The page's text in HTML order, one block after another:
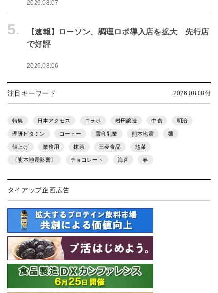
2026.08.07
5.
【速報】ローソン、調理ロボ導入店を拡大 先行店
で好評
2026.08.06
注目キーワード 2026.08.08付
特集 日本アクセス コラボ 岩田醸造 中食 明治
理研ビタミン コーヒー 雪印乳業 熊本地震 麺
値上げ 業務用 抹茶 三菱食品 惣菜
〔熊本地震影響〕 チョコレート 海苔 春
タイアップ企画広告